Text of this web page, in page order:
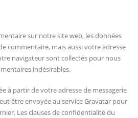
sur notre site web, les données
commentaire, mais aussi votre adresse
navigateur sont collectés pour nous
indésirables.
à partir de votre adresse de messagerie
être envoyée au service Gravatar pour
Les clauses de confidentialité du